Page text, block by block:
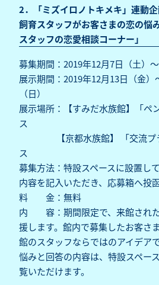
2．「ミズイロノトキメキ」連動
飼育スタッフがお客さまの恋の悩
スタッフの恋愛相談コーナー」
募集期間：2019年12月7日（土）～
展示期間：2019年12月13日（金）
（日）
展示場所：【すみだ水族館】「ペ
ス
【京都水族館】 「交流プラ
ス
募集方法：特設スペースに設置し
内容を記入いただき、応募箱へ投
料 金：無料
内 容：期間限定で、来館され
援します。館内で募集したお客さ
館のスタッフならではのアイデア
悩みと回答の内容は、特設スペー
覧いただけます。